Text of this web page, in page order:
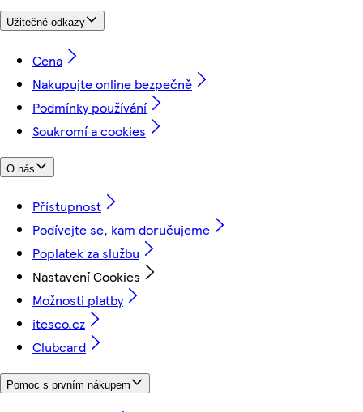
Užitečné odkazy
Cena
Nakupujte online bezpečně
Podmínky používání
Soukromí a cookies
O nás
Přístupnost
Podívejte se, kam doručujeme
Poplatek za službu
Nastavení Cookies
Možnosti platby
itesco.cz
Clubcard
Pomoc s prvním nákupem